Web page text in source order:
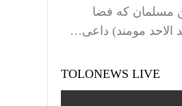
مسلمان که فضا
الاحد مومند) داعی…
TOLONEWS LIVE